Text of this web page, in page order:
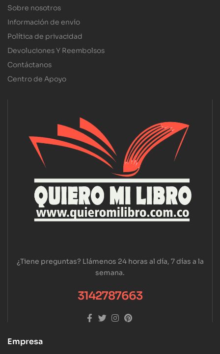
Sobre nosotros
Información de envío
Política de privacidad
Devoluciones Y Reembolsos
Contáctanos
Centro de Apoyo
¿Tiene preguntas? Llámenos 24 horas al día, 7 días a la
semana.
3142787663
Empresa